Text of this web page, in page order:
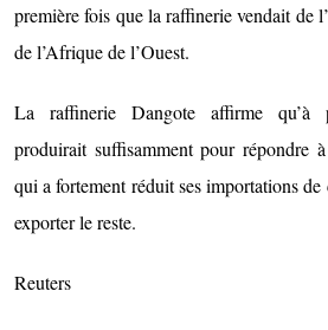
première fois que la raffinerie vendait de
de l’Afrique de l’Ouest.
La raffinerie Dangote affirme qu’à
produirait suffisamment pour répondre
qui a fortement réduit ses importations de
exporter le reste.
Reuters